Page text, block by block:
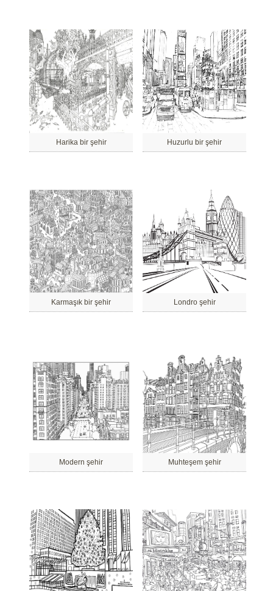
Harika bir şehir Huzurlu bir şehir
Karmaşık bir şehir Londro şehir
Modern şehir Muhteşem şehir